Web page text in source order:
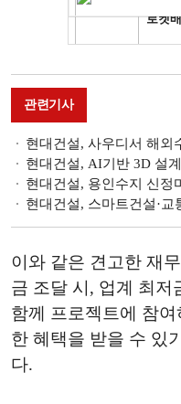
관련기사
현대건설, 사우디서 해외수
현대건설, AI기반 3D 설계 솔
현대건설, 용인수지 신정마을9단
현대건설, 스마트건설·교통·로보
이와 같은 견고한 재
금 조달 시, 업계 최저
함께 프로젝트에 참
한 혜택을 받을 수 있
다.